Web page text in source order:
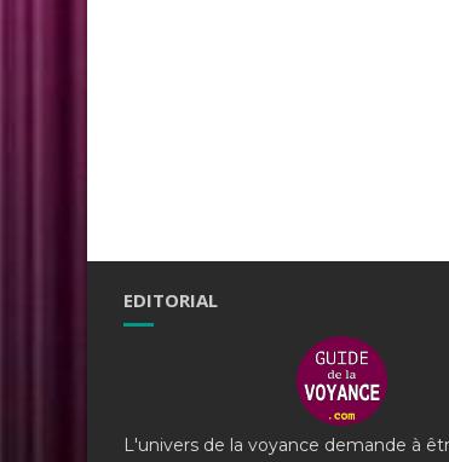
EDITORIAL
L'univers de la voyance demande à